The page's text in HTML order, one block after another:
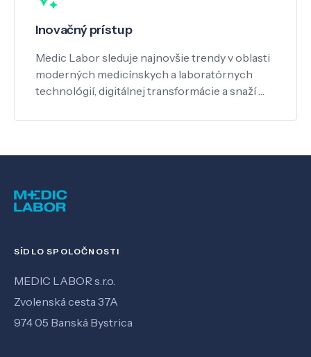
Inovačný prístup
Medic Labor sleduje najnovšie trendy v oblasti
moderných medicínskych a laboratórnych
technológií, digitálnej transformácie a snaží …
SÍDLO SPOLOČNOSTI
MEDIC LABOR s.r.o.
Zvolenská cesta 37A
974 05 Banská Bystrica